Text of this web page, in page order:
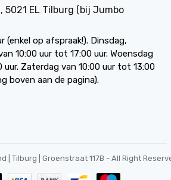
5021 EL Tilburg (bij Jumbo
(enkel op afspraak!). Dinsdag,
10:00 uur tot 17:00 uur. Woensdag
uur. Zaterdag van 10:00 uur tot 13:00
boven aan de pagina).
| Tilburg | Groenstraat 117B - All Right